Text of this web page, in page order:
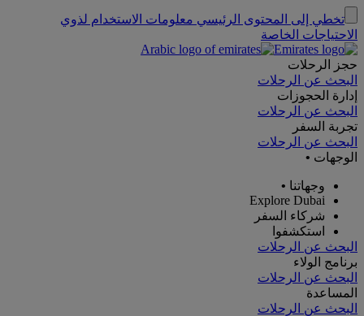
تخطي إلى المحتوى الرئيسي معلومات الاستخدام لذوي
الاحتياجات الخاصة
حجز الرحلات
البحث عن الرحلات
إدارة الحجوزات
البحث عن الرحلات
تجربة السفر
البحث عن الرحلات
الوجهات •
وجهاتنا •
Explore Dubai
شركاء السفر
استكشفوا
البحث عن الرحلات
برنامج الولاء
البحث عن الرحلات
المساعدة
البحث عن الرحلات